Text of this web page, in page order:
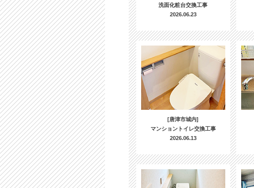
洗面化粧台交換工事
2026.06.23
[唐津市城内]
マンショントイレ交換工事
2026.06.13